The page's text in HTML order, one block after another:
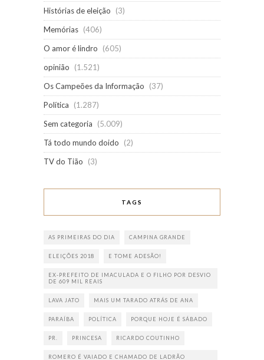
Histórias de eleição
(3)
Memórias (406)
O amor é lindro
(605)
opinião
(1.521)
Os Campeões da Informação
(37)
Política
(1.287)
Sem categoria
(5.009)
Tá todo mundo doido
(2)
TV do Tião
(3)
TAGS
AS PRIMEIRAS DO DIA CAMPINA GRANDE
ELEIÇÕES 2018 E TOME ADESÃO!
EX-PREFEITO DE IMACULADA E O FILHO POR DESVIO
DE 609 MIL REAIS
LAVA JATO MAIS UM TARADO ATRÁS DE ANA
PARAÍBA POLÍTICA PORQUE HOJE É SÁBADO
PR. PRINCESA RICARDO COUTINHO
ROMERO É VAIADO E CHAMADO DE LADRÃO